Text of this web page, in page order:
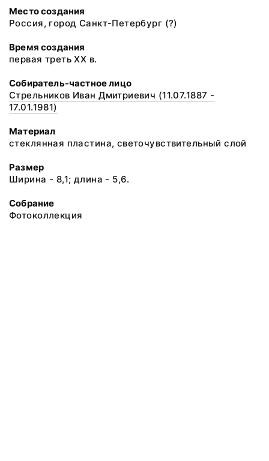
Место создания
Россия, город Санкт-Петербург (?)
Время создания
первая треть ХХ в.
Собиратель-частное лицо
Стрельников Иван Дмитриевич (11.07.1887 -
17.01.1981)
Материал
стеклянная пластина, светочувствительный слой
Размер
Ширина - 8,1; длина - 5,6.
Собрание
Фотоколлекция